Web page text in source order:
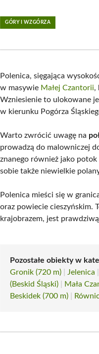
GÓRY I WZGÓRZA
Polenica, sięgająca
w masywie Małej Czantorii,
Wzniesienie to ulokowane
w kierunku Pogórza
Warto zwrócić uwagę na
prowadzą do malowniczej
znanego również jako
sobie także niewielkie
Polenica mieści się w
oraz powiecie cieszyńskim.
krajobrazem, jest
Pozostałe obiekty w
Gronik (720 m)
Jelenica
(Beskid Śląski)
Mała
Beskidek (700 m)